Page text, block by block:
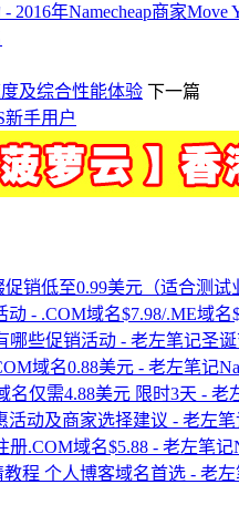
2016年Namecheap商家Move
及综合性能体验 下一篇
新手用户
圣